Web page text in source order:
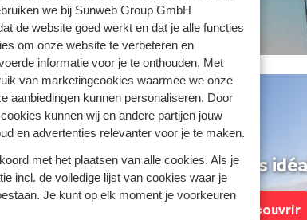
we bij Sunweb Group GmbH
de website goed werkt en dat je alle functies
om onze website te verbeteren en
informatie voor je te onthouden. Met
van marketingcookies waarmee we onze
aanbiedingen kunnen personaliseren. Door
kunnen wij en andere partijen jouw
en advertenties relevanter voor je te maken.
met het plaatsen van alle cookies. Als je
incl. de volledige lijst van cookies waar je
Je kunt op elk moment je voorkeuren
Vos vacances
Découvrir